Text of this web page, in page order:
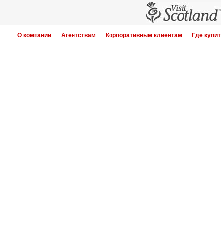
О компании Агентствам Корпоративным клиентам Где